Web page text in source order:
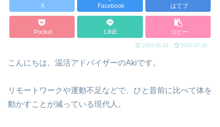
X Facebook はてブ
Pocket LINE コピー
2023.05.26 2023.07.20
こんにちは。温活アドバイザーのAkiです。
リモートワークや運動不足などで、ひと昔前に比べて体を
動かすことが減っている現代人。